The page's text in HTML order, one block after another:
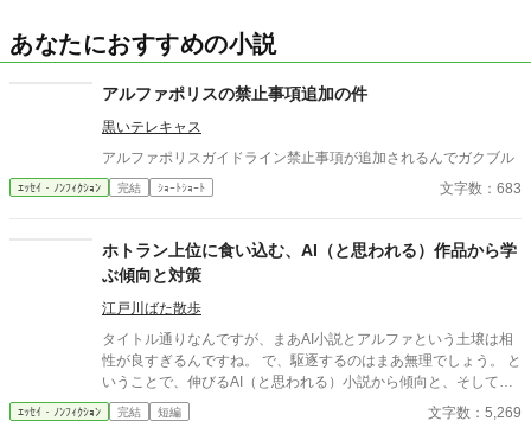
あなたにおすすめの小説
アルファポリスの禁止事項追加の件
黒いテレキャス
アルファポリスガイドライン禁止事項が追加されるんでガクブル
ｴｯｾｲ・ﾉﾝﾌｨｸｼｮﾝ 完結 ｼｮｰﾄｼｮｰﾄ 文字数：683
ホトラン上位に食い込む、AI（と思われる）作品から学
ぶ傾向と対策
江戸川ばた散歩
タイトル通りなんですが、まあAI小説とアルファという土壌は相
性が良すぎるんですね。 で、駆逐するのはまあ無理でしょう。 と
いうことで、伸びるAI（と思われる）小説から傾向と、そして自
筆系にも生かせること、そしてAIには無理なことに関して。
ｴｯｾｲ・ﾉﾝﾌｨｸｼｮﾝ 完結 短編 文字数：5,269